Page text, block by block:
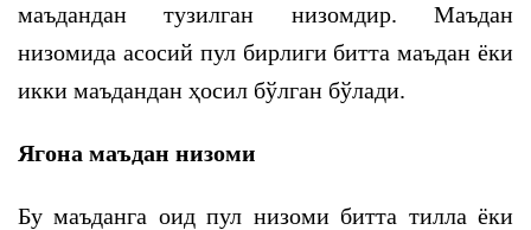
маъдандан тузилган низомдир. Маъдан
низомида асосий пул бирлиги битта маъдан ёки
икки маъдандан ҳосил бўлган бўлади.
Ягона маъдан низоми
Бу маъданга оид пул низоми битта тилла ёки